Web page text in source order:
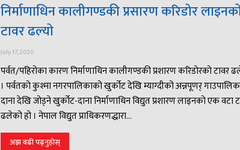
निर्माणाधिन कालीगण्डकी प्रसारण करिडोर
टावर ढल्यो
July 17, 2020
पर्वत/पहिरोका कारण निर्माणाधिन कालीगण्डकी प्रशारण करिडोरको टावर
। पर्वतको कुश्मा नगरपालिकाको खुर्कोट देखि म्याग्दीको अन्नपूणर्
दाना देखि जोड्ने खुर्कोट-दाना निर्माणाधिन विद्युत प्रशारण लाइनको एक वटा
ढलेको हो । नेपाल विद्युत प्राधिकरणद्धारा...
अझ बढी पढ्नुहोस्